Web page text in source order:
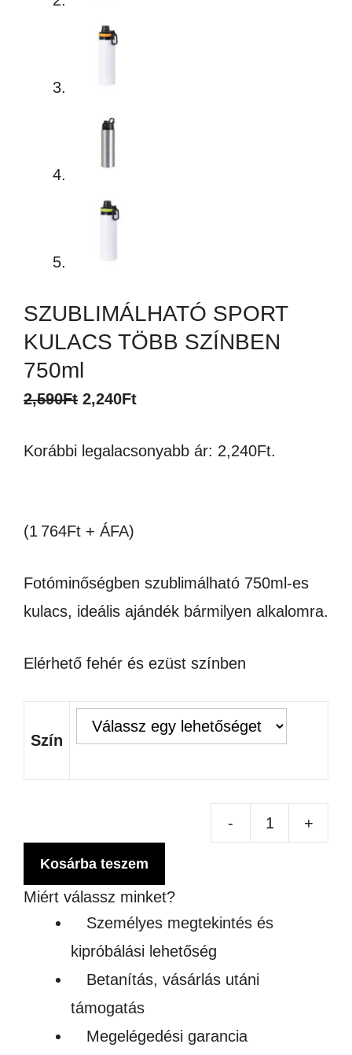
SZUBLIMÁLHATÓ SPORT
KULACS TÖBB SZÍNBEN
750ml
2,590Ft Original
was:
2,240FtCurrent
is:
Korábbi legalacsonyabb ár: 2,240Ft.
(1 764Ft + ÁFA)
Fotóminőségben szublimálható 750ml-es
kulacs, ideális ajándék bármilyen alkalomra.
Elérhető fehér és ezüst színben
Szín
- +
Kosárba teszem
Miért válassz minket?
Személyes megtekintés és
kipróbálási lehetőség
Betanítás, vásárlás utáni
támogatás
Megelégedési garancia